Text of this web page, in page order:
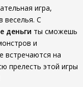
игра,
веселья. С
деньги ты сможешь
и
встречаются на
прелесть этой игры